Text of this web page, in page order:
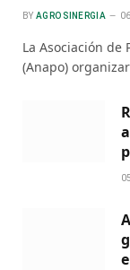
BY AGRO SINERGIA
La Asociación de
(Anapo)